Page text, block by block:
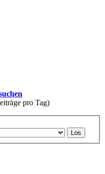
pro Tag)